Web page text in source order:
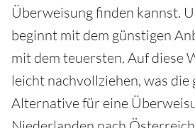
Überweisung finden kannst.
beginnt mit dem günstigen
mit dem teuersten. Auf diese
leicht nachvollziehen, was die
Alternative für eine